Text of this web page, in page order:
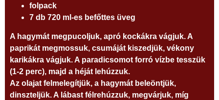
folpack
7 db 720 ml-es befőttes üveg
A hagymát megpucoljuk, apró kockákra vágjuk. A
paprikát megmossuk, csumáját kiszedjük, vékony
karikákra vágjuk. A paradicsomot forró vízbe tesszük
(1-2 perc), majd a héját lehúzzuk.
Az olajat felmelegítjük, a hagymát beleöntjük,
dinszteljük. A lábast félrehúzzuk, megvárjuk, míg